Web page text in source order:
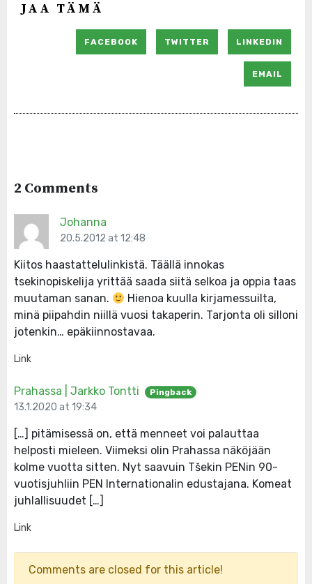
JAA TÄMÄ
FACEBOOK TWITTER LINKEDIN
EMAIL
2 Comments
Johanna
20.5.2012 at 12:48
Kiitos haastattelulinkistä. Täällä innokas
tsekinopiskelija yrittää saada siitä selkoa ja oppia taas
muutaman sanan.
Hienoa kuulla kirjamessuilta,
minä piipahdin niillä vuosi takaperin. Tarjonta oli silloni
jotenkin… epäkiinnostavaa.
Link
Prahassa | Jarkko Tontti Pingback
13.1.2020 at 19:34
[…] pitämisessä on, että menneet voi palauttaa
helposti mieleen. Viimeksi olin Prahassa näköjään
kolme vuotta sitten. Nyt saavuin Tšekin PENin 90-
vuotisjuhliin PEN Internationalin edustajana. Komeat
juhlallisuudet […]
Link
Comments are closed for this article!